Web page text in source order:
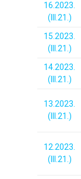
16.2023.
(III.21.)
15.2023.
(III.21.)
14.2023.
(III.21.)
13.2023.
(III.21.)
12.2023.
(III.21.)